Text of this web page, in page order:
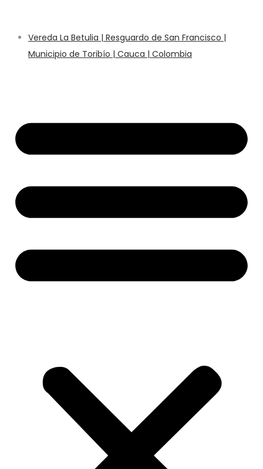
Vereda La Betulia | Resguardo de San Francisco |
Municipio de Toribío | Cauca | Colombia